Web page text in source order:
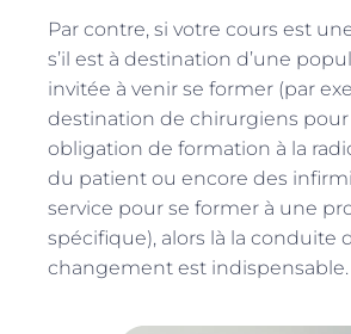
Par contre, si votre cours est
s’il est à destination d’une
invitée à venir se former (par
destination de chirurgiens
obligation de formation à la
du patient ou encore des
service pour se former à une
spécifique), alors là la conduite
changement est indispensable.